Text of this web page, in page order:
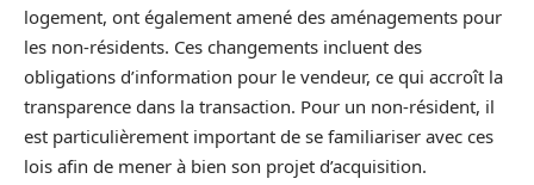
logement, ont également amené des aménagements pour
les non-résidents. Ces changements incluent des
obligations d’information pour le vendeur, ce qui accroît la
transparence dans la transaction. Pour un non-résident, il
est particulièrement important de se familiariser avec ces
lois afin de mener à bien son projet d’acquisition.